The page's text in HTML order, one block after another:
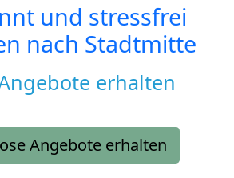
und stressfrei
nach Stadtmitte
erhalten
Angebote erhalten